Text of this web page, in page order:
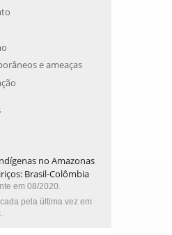
e ameaças
no Amazonas
Brasil-Colômbia
em 08/2020.
pela última vez em